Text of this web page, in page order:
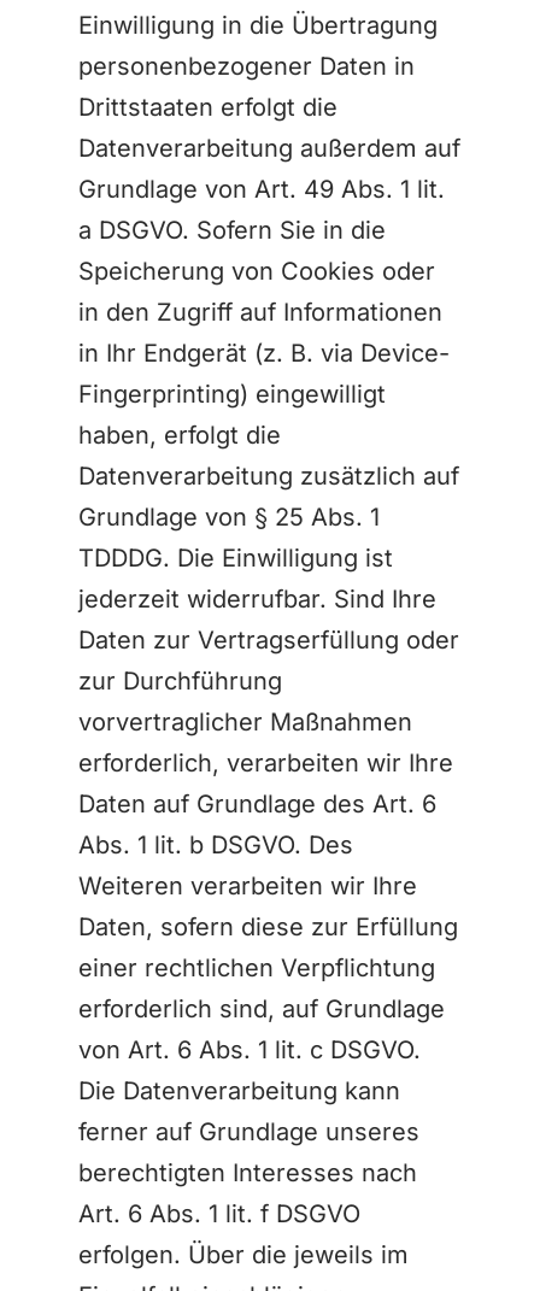
Einwilligung in die Übertragung
personenbezogener Daten in
Drittstaaten erfolgt die
Datenverarbeitung außerdem auf
Grundlage von Art. 49 Abs. 1 lit.
a DSGVO. Sofern Sie in die
Speicherung von Cookies oder
in den Zugriff auf Informationen
in Ihr Endgerät (z. B. via Device-
Fingerprinting) eingewilligt
haben, erfolgt die
Datenverarbeitung zusätzlich auf
Grundlage von § 25 Abs. 1
TDDDG. Die Einwilligung ist
jederzeit widerrufbar. Sind Ihre
Daten zur Vertragserfüllung oder
zur Durchführung
vorvertraglicher Maßnahmen
erforderlich, verarbeiten wir Ihre
Daten auf Grundlage des Art. 6
Abs. 1 lit. b DSGVO. Des
Weiteren verarbeiten wir Ihre
Daten, sofern diese zur Erfüllung
einer rechtlichen Verpflichtung
erforderlich sind, auf Grundlage
von Art. 6 Abs. 1 lit. c DSGVO.
Die Datenverarbeitung kann
ferner auf Grundlage unseres
berechtigten Interesses nach
Art. 6 Abs. 1 lit. f DSGVO
erfolgen. Über die jeweils im